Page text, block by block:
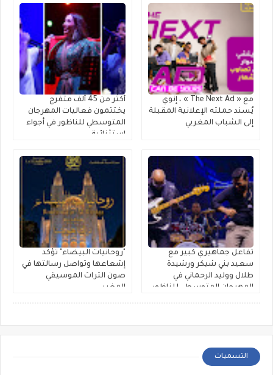
مع « The Next Ad » ، إنوي
يُسند حملته الإعلانية المقبلة
إلى الشباب المغربي
أكثر من 45 ألف متفرج
يختتمون فعاليات المهرجان
المتوسطي للناظور في أجواء
استثنائية
تفاعل جماهيري كبير مع
سعيد بني شيكر ورشيدة
طلال ووليد الرحماني في
المهرجان المتوسطي للناظور
"روحانيات البيضاء" تؤكد
إشعاعها وتواصل رسالتها في
صون التراث الموسيقي
المغربي
التسميات